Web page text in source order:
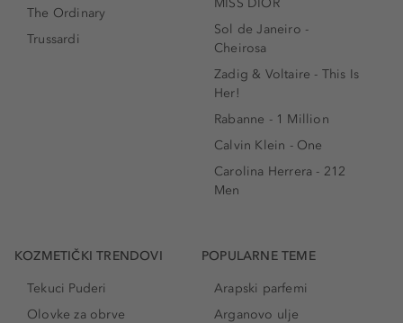
The Ordinary
Trussardi
Sol de Janeiro -
Cheirosa
Zadig & Voltaire - This Is
Her!
Rabanne - 1 Million
Calvin Klein - One
Carolina Herrera - 212
Men
KOZMETIČKI TRENDOVI
Tekuci Puderi
Olovke za obrve
POPULARNE TEME
Arapski parfemi
Arganovo ulje